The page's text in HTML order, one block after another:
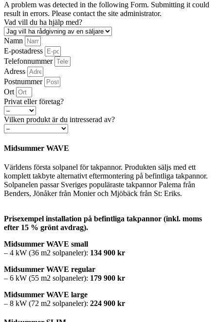
A problem was detected in the following Form. Submitting it could
result in errors. Please contact the site administrator.
Vad vill du ha hjälp med?
Namn
E-postadress
Telefonnummer
Adress
Postnummer
Ort
Privat eller företag?
Vilken produkt är du intresserad av?
Midsummer WAVE
Världens första solpanel för takpannor. Produkten säljs med ett
komplett takbyte alternativt eftermontering på befintliga takpannor.
Solpanelen passar Sveriges populäraste takpannor Palema från
Benders, Jönåker från Monier och Mjöbäck från St: Eriks.
Prisexempel installation på befintliga takpannor (inkl. moms
efter 15 % grönt avdrag).
Midsummer WAVE small
– 4 kW (36 m2 solpaneler): 134 900 kr
Midsummer WAVE regular
– 6 kW (55 m2 solpaneler): 179 900 kr
Midsummer WAVE large
– 8 kW (72 m2 solpaneler): 224 900 kr